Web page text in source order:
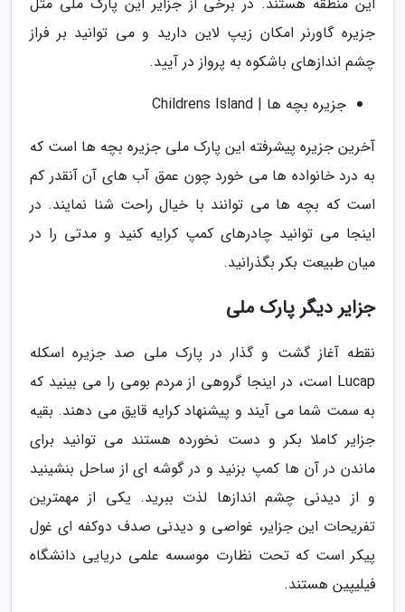
جزیره گاورنر امکان زیپ لاین دارید و می توانید بر فراز
چشم اندازهای باشکوه به پرواز در آیید.
جزیره بچه ها | Childrens Island
آخرین جزیره پیشرفته این پارک ملی جزیره بچه ها است که
به درد خانواده ها می خورد چون عمق آب های آن آنقدر کم
است که بچه ها می توانند با خیال راحت شنا نمایند. در
اینجا می توانید چادرهای کمپ کرایه کنید و مدتی را در
میان طبیعت بکر بگذرانید.
جزایر دیگر پارک ملی
نقطه آغاز گشت و گذار در پارک ملی صد جزیره اسکله
Lucap است، در اینجا گروهی از مردم بومی را می بینید که
به سمت شما می آیند و پیشنهاد کرایه قایق می دهند. بقیه
جزایر کاملا بکر و دست نخورده هستند می توانید برای
ماندن در آن ها کمپ بزنید و در گوشه ای از ساحل بنشینید
و از دیدنی چشم اندازها لذت ببرید. یکی از مهمترین
تفریحات این جزایر، غواصی و دیدنی صدف دوکفه ای غول
پیکر است که تحت نظارت موسسه علمی دریایی دانشگاه
فیلیپین هستند.